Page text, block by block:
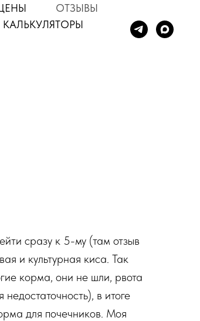
ОТЗЫВЫ
КАЛЬКУЛЯТОРЫ
сразу к 5-му (там отзыв
и культурная киса. Так
корма, они не шли, рвота
в итоге
для почечников. Моя